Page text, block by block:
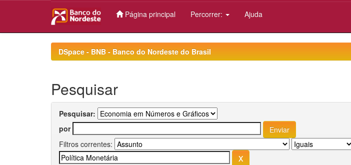
Página principal Percorrer: Ajuda
DSpace - BNB - Banco do Nordeste do Brasil
Pesquisar
Pesquisar:
por
Filtros correntes: